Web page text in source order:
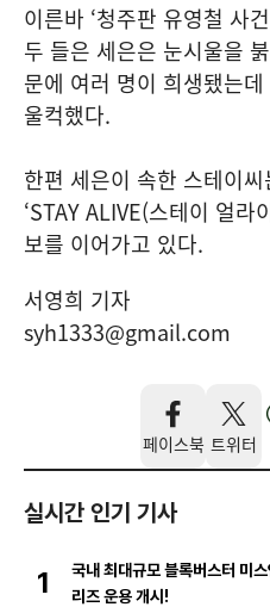
이른바 ‘청주판 유영철 사
두 들은 세은은 눈시울을
문에 여러 명이 희생됐는
울컥했다.
한편 세은이 속한 스테이
‘STAY ALIVE(스테이 얼라
보를 이어가고 있다.
서영희 기자
syh1333@gmail.com
페이스북 트위터
실시간 인기 기사
1
국내 최대규모 블록버스터 미스인터콘티넨탈 한국시
리즈 운용 개시!